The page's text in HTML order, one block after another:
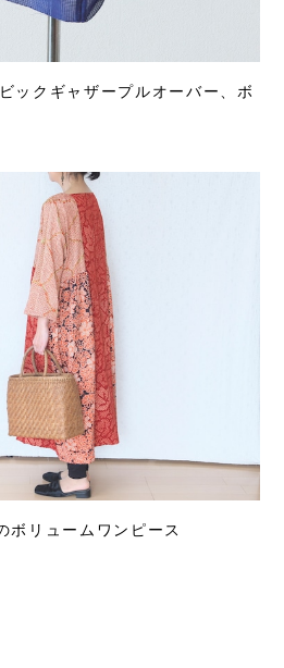
クギャザープルオーバー、ボ
リュームワンピース